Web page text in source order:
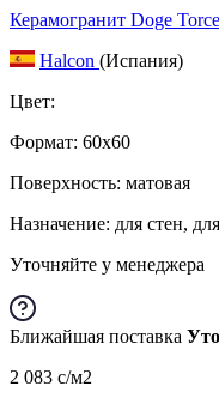
Керамогранит Doge
Halcon (Испания)
Цвет:
Формат: 60x60
Поверхность: матовая
Назначение: для стен,
Уточняйте у менеджера
Ближайшая поставка
2 083 c/м2